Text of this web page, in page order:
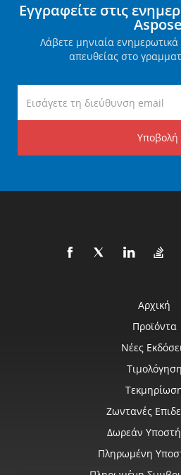
Εγγραφείτε στις
Aspose
Λάβετε μηνιαία
απευθείας στο
Υποβολή
Αρχική
Προϊόντα
Νέες
Τιμολόγηση
Ζωντανές
Δωρεάν
Πληρωμένη